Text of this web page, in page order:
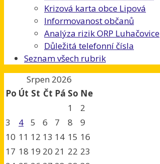
Krizová karta obce Lipová
Informovanost občanů
Analýza rizik ORP Luhačovice
Důležitá telefonní čísla
Seznam všech rubrik
Srpen 2026
Po Út St Čt Pá So Ne
1
2
3
4 5 6 7 8
9
10 11 12 13 14 15 16
17 18 19 20 21 22 23